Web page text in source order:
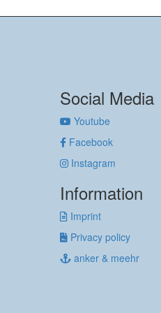
Social Media
Youtube
Facebook
Instagram
Information
Imprint
Privacy policy
anker & meehr